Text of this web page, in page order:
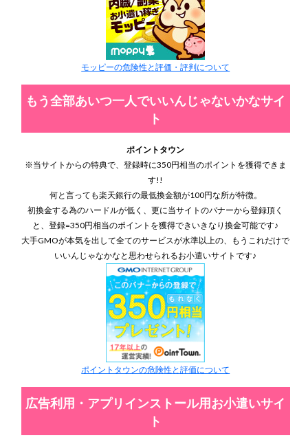
モッピーの危険性と評価・評判について
もう全部あいつ一人でいいんじゃないかなサイ
ト
ポイントタウン
※当サイトからの特典で、登録時に350円相当のポイントを獲得できま
す!!
何と言っても楽天銀行の最低換金額が100円な所が特徴。
初換金する為のハードルが低く、更に当サイトのバナーから登録頂く
と、登録=350円相当のポイントを獲得できいきなり換金可能です♪
大手GMOが本気を出して全てのサービスが水準以上の、もうこれだけで
いいんじゃなかなと思わせられるお小遣いサイトです♪
ポイントタウンの危険性と評価について
広告利用・アプリインストール用お小遣いサイ
ト